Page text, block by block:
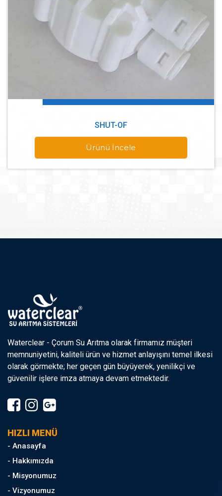
SHUT-OF
Ürünü İncele
Waterclear - Çorum Su Arıtma olarak firmamız müşteri
memnuniyetini, kaliteli ürün ve hizmet anlayışını temel ilkesi
olarak görmekte; her geçen gün büyüyerek, yenilikçi ve
güvenilir işlere imza atmaya devam etmektedir.
HIZLI MENÜ
- Anasayfa
- Hakkımızda
- Misyonumuz
- Vizyonumuz